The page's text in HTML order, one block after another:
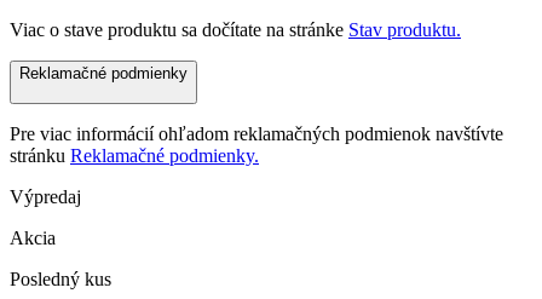
Viac o stave produktu sa dočítate na stránke Stav produktu.
Reklamačné podmienky
Pre viac informácií ohľadom reklamačných podmienok navštívte
stránku Reklamačné podmienky.
Výpredaj
Akcia
Posledný kus